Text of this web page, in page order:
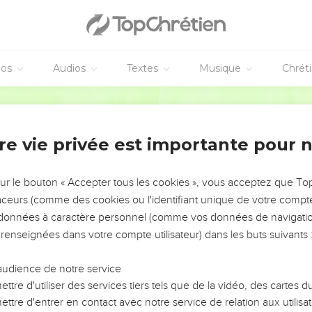
Audios Textes Musique
dans le temple
ans, ils montèrent à Jérusalem, selon la coutume de la fête.
fête furent achevés, comme ils s'en retournaient, l'enfant
ils retournèrent à Jérusalem pour le chercher.
ils le trouvèrent dans le temple, assis au milieu des
étaient ravis de sa sagesse et de ses réponses.
virent, ils furent étonnés ; et sa mère lui dit : Mon enfant,
me cherchiez-vous ? Ne saviez-vous pas qu'il me faut être
point ce qu'il leur disait.
vie privée est importante pour
le bouton « Accepter tous les cookies », vous acceptez que
(comme des cookies ou l'identifiant unique de votre
à caractère personnel (comme vos données de
dans votre compte utilisateur) dans les buts suivants :
de notre service
d'utiliser des services tiers tels que de la vidéo, des cartes
d'entrer en contact avec notre service de relation aux